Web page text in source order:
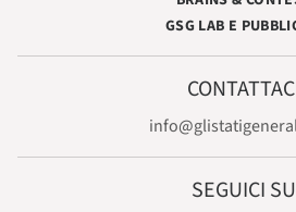
GSG LAB E
SEGUICI SU